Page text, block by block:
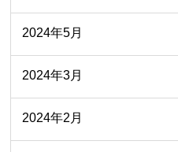
2024年5月
2024年3月
2024年2月